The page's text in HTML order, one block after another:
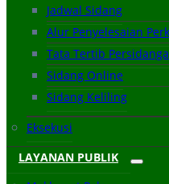
Jadwal Sidang
Alur Penyelesaian
Tata Tertib
Sidang Online
Sidang Keliling
Eksekusi
LAYANAN PUBLIK